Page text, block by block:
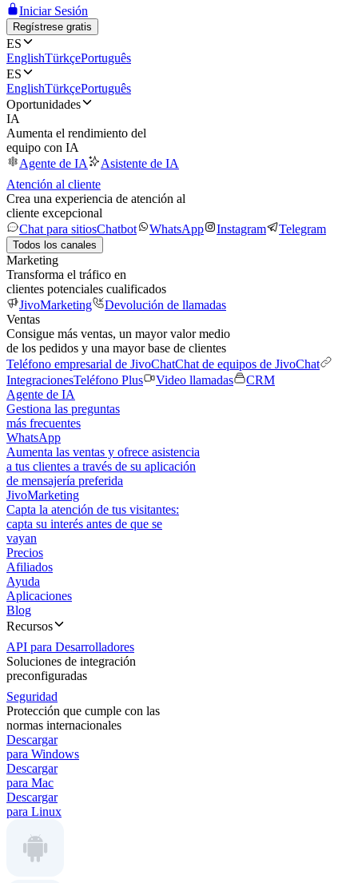
Iniciar Sesión
Regístrese gratis
ES
EnglishTürkçePortuguês
ES
EnglishTürkçePortuguês
Oportunidades
IA
Aumenta el rendimiento del
equipo con IA
Agente de IA
Asistente de IA
Atención al cliente
Crea una experiencia de atención al
cliente excepcional
Chat para sitiosChatbot WhatsApp Instagram Telegram
Todos los canales
Marketing
Transforma el tráfico en
clientes potenciales cualificados
JivoMarketing
Devolución de llamadas
Ventas
Consigue más ventas, un mayor valor medio
de los pedidos y una mayor base de clientes
Teléfono empresarial de JivoChatChat de equipos de JivoChat
IntegracionesTeléfono Plus Video llamadas
CRM
Agente de IA
Gestiona las preguntas
más frecuentes
WhatsApp
Aumenta las ventas y ofrece asistencia
a tus clientes a través de su aplicación
de mensajería preferida
JivoMarketing
Capta la atención de tus visitantes:
capta su interés antes de que se
vayan
Precios
Afiliados
Ayuda
Aplicaciones
Blog
Recursos
API para Desarrolladores
Soluciones de integración
preconfiguradas
Seguridad
Protección que cumple con las
normas internacionales
Descargar
para Windows
Descargar
para Mac
Descargar
para Linux